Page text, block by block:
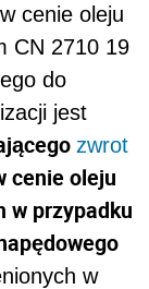
cenie oleju
CN 2710 19
do
jest
zwrot
cenie oleju
w przypadku
w